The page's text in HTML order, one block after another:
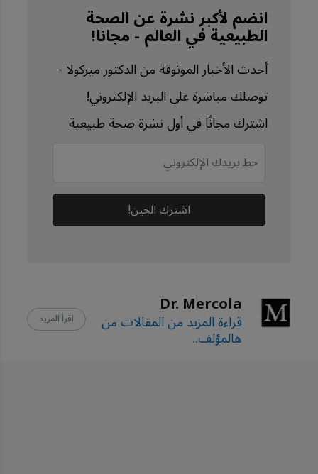
of Health, Office of
Dietary
Supplements,
Magnesium
University
Hospitals February
21, 2025
The Hearty Soul
April 18, 2025
انضم لأكبر نشرة عن الصحة
الطبيعية في العالم - مجانا!
أحدث الأخبار الموثوقة من الدكتور ميركولا -
توصلك مباشرة على البريد الإلكتروني!
اشترك مجانًا في أول نشرة صحة طبيعية
اشترك الحين!
Dr. Mercola
قراءة المزيد من المقالات من
هالمؤلف..
اقرأ المزيد